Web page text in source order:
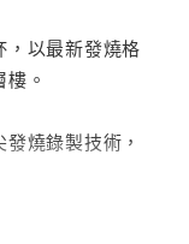
，以最新發燒格
。
燒錄製技術，